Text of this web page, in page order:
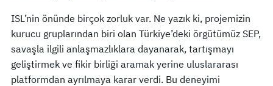
ISL’nin önünde birçok zorluk var. Ne yazık ki, projemizin
kurucu gruplarından biri olan Türkiye’deki örgütümüz SEP,
savaşla ilgili anlaşmazlıklara dayanarak, tartışmayı
geliştirmek ve fikir birliği aramak yerine uluslararası
platformdan ayrılmaya karar verdi. Bu deneyimi